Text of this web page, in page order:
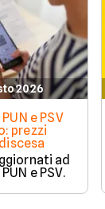
2026
e PSV
prezzi
ad
e PSV.